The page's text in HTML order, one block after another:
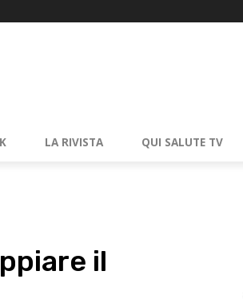
LA RIVISTA QUI SALUTE TV
il